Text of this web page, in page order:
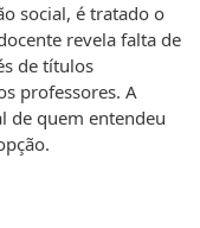
social, é tratado o
revela falta de
de títulos
professores. A
de quem entendeu